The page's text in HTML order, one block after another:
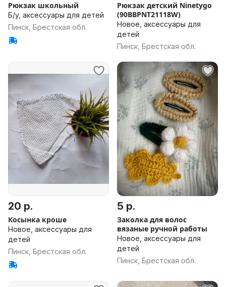
Рюкзак школьный
Б/у, аксессуары для детей
Пинск, Брестская обл.
Рюкзак детский Ninetygo
(90BBPNT21118W)
Новое, аксессуары для
детей
Пинск, Брестская обл.
20 р.
Косынка кроше
Новое, аксессуары для
детей
Пинск, Брестская обл.
5 р.
Заколка для волос
вязаные ручной работы
Новое, аксессуары для
детей
Пинск, Брестская обл.